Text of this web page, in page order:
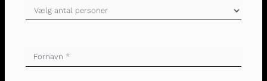
Fornavn *